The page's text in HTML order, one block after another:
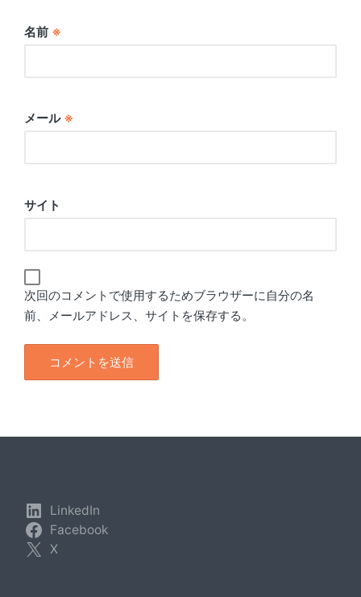
名前 ※
メール ※
サイト
次回のコメントで使用するためブラウザーに自分の名
前、メールアドレス、サイトを保存する。
LinkedIn
Facebook
X